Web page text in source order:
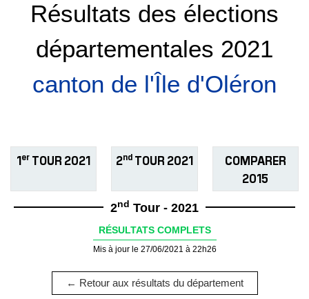
Résultats des élections
départementales 2021
canton de l'Île d'Oléron
1er TOUR 2021 2ndTOUR 2021
COMPARER
2015
2nd Tour - 2021
RÉSULTATS COMPLETS
Mis à jour le 27/06/2021 à 22h26
← Retour aux résultats du département